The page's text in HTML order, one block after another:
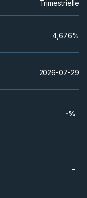
Trimestrielle
4,676%
2026-07-29
-%
-